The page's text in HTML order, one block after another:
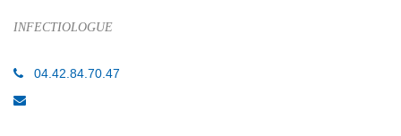
INFECTIOLOGUE
04.42.84.70.47